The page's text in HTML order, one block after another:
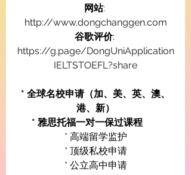
网站:
http://www.dongchanggen.com
谷歌评价:
https://g.page/DongUniApplication
IELTSTOEFL?share
* 全球名校申请（加、美、英、澳、
港、新）
* 雅思托福一对一保过课程
* 高端留学监护
* 顶级私校申请
* 公立高中申请